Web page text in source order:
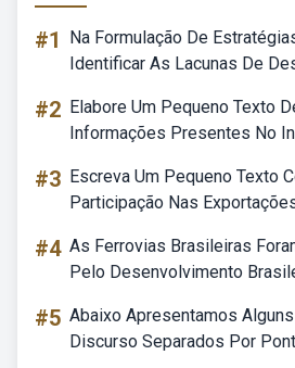
#1
Na Formulação De
Identificar As Lacunas De
#2 Elabore Um Pequeno Texto
Informações Presentes No
#3 Escreva Um Pequeno Texto
Participação Nas
#4 As Ferrovias Brasileiras
Pelo Desenvolvimento
#5 Abaixo Apresentamos
Discurso Separados Por